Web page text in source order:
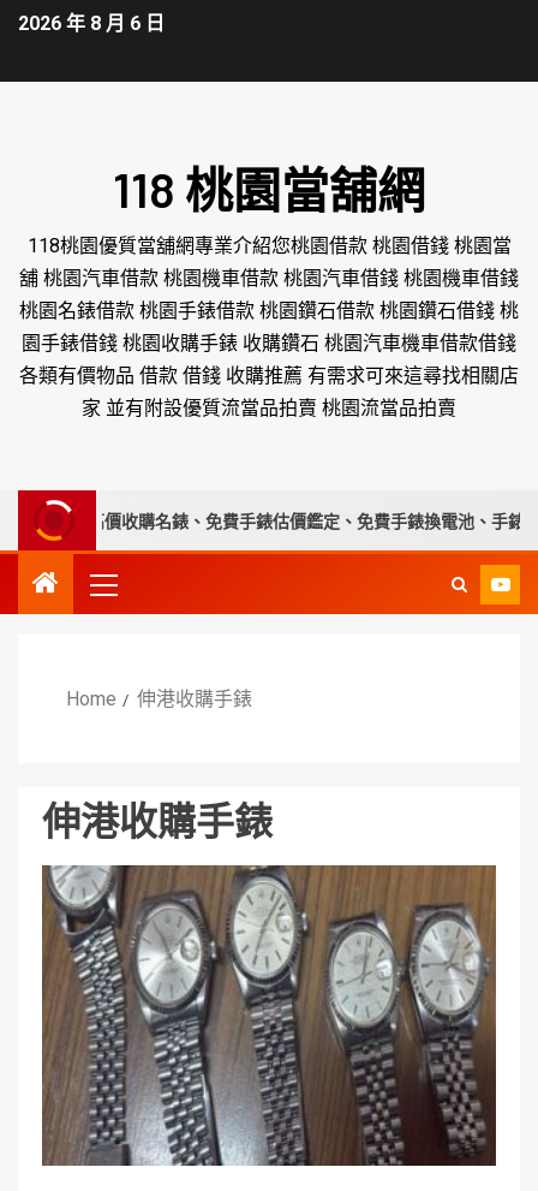
2026 年 8 月 6 日
118 桃園當舖網
118桃園優質當舖網專業介紹您桃園借款 桃園借錢 桃園當
舖 桃園汽車借款 桃園機車借款 桃園汽車借錢 桃園機車借錢
桃園名錶借款 桃園手錶借款 桃園鑽石借款 桃園鑽石借錢 桃
園手錶借錢 桃園收購手錶 收購鑽石 桃園汽車機車借款借錢
各類有價物品 借款 借錢 收購推薦 有需求可來這尋找相關店
家 並有附設優質流當品拍賣 桃園流當品拍賣
專家｜高價收購名錶、免費手錶估價鑑定、免費手錶換電池、手錶要賣
Home 伸港收購手錶
伸港收購手錶